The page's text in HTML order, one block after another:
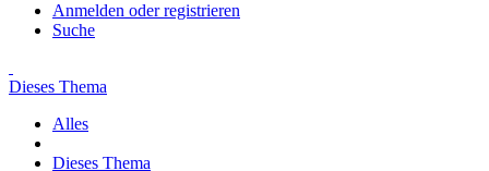
Anmelden oder registrieren
Suche
Dieses Thema
Alles
Dieses Thema